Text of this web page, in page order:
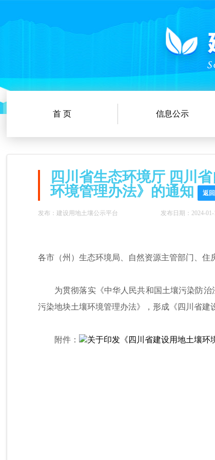
首 页 信息公示
四川省生态环境厅 四川
环境管理办法》的通知
返回
发布：建设用地土壤公示平台 发布日期：2024-01-